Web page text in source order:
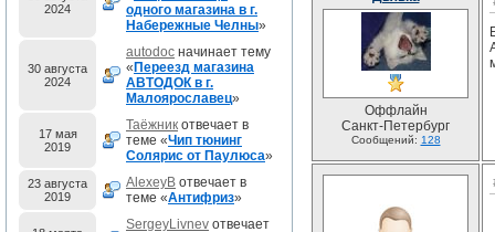
2024
одного магазина в г.
Набережные Челны»
30 августа
2024
autodoc начинает тему
« Переезд магазина
АВТОДОК в г.
Малоярославец»
17 мая
2019
Таёжник отвечает в
теме «Чип тюнинг
Солярис от Паулюса»
23 августа
2019
AlexeyB отвечает в
теме «Антифриз»
SergeyLivnev отвечает
Оффлайн
Санкт-Петербург
Сообщений: 128